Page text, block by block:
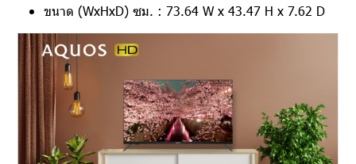
ขนาด (WxHxD) ซม. : 73.64 W x 43.47 H x 7.62 D